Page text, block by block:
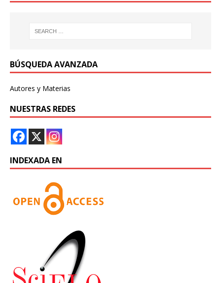
BÚSQUEDA AVANZADA
Autores y Materias
NUESTRAS REDES
INDEXADA EN